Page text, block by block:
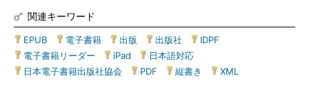
関連キーワード
EPUB 電子書籍 出版 出版社 IDPF
電子書籍リーダー
iPad 日本語対応
日本電子書籍出版社協会
PDF 縦書き XML